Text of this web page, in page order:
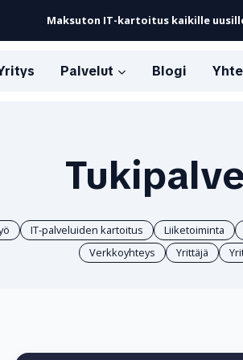
Maksuton IT-kartoitus kaikille
Palvelut Blogi
IT-palveluiden kartoitus Liiketoiminta
Verkkoyhteys
Yrittäjä